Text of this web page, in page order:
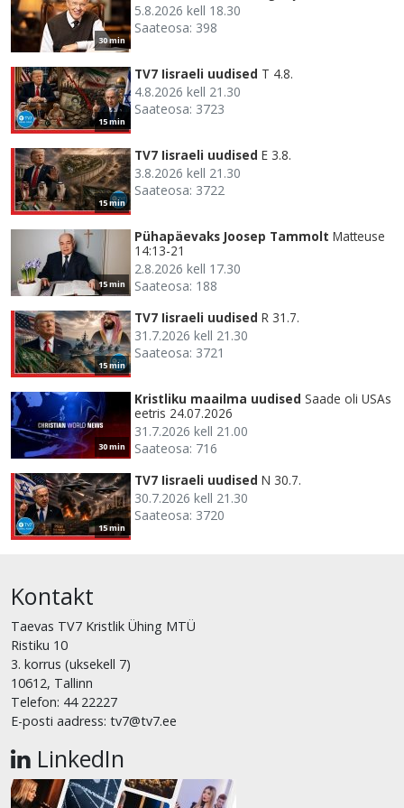
30 min
5.8.2026 kell 18.30
Saateosa: 398
15 min
TV7 Iisraeli uudised T 4.8.
4.8.2026 kell 21.30
Saateosa: 3723
15 min
TV7 Iisraeli uudised E 3.8.
3.8.2026 kell 21.30
Saateosa: 3722
15 min
Pühapäevaks Joosep Tammolt Matteuse
14:13-21
2.8.2026 kell 17.30
Saateosa: 188
15 min
TV7 Iisraeli uudised R 31.7.
31.7.2026 kell 21.30
Saateosa: 3721
30 min
Kristliku maailma uudised Saade oli USAs
eetris 24.07.2026
31.7.2026 kell 21.00
Saateosa: 716
15 min
TV7 Iisraeli uudised N 30.7.
30.7.2026 kell 21.30
Saateosa: 3720
Kontakt
Taevas TV7 Kristlik Ühing MTÜ
Ristiku 10
3. korrus (uksekell 7)
10612, Tallinn
Telefon: 44 22227
E-posti aadress: tv7@tv7.ee
LinkedIn